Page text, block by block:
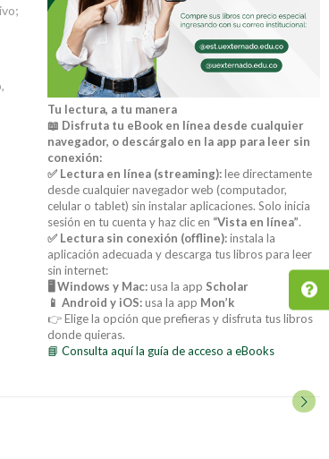
Tu lectura, a tu manera
📖 Disfruta tu eBook en línea desde cualquier
navegador, o descárgalo en la app para leer sin
conexión:
✅ Lectura en línea (streaming):lee directamente
desde cualquier navegador web (computador,
celular o tablet) sin instalar aplicaciones. Solo inicia
sesión en tu cuenta y haz clic en “Vista en línea”.
✅ Lectura sin conexión (offline):instala la
aplicación adecuada y descarga tus libros para leer
sin internet:
🖥️ Windows y Mac:usa la app Scholar
📱 Android y iOS:usa la app Mon’k
👉 Elige la opción que prefieras y disfruta tus libros
donde quieras.
📘 Consulta aquí la guía de acceso a eBooks